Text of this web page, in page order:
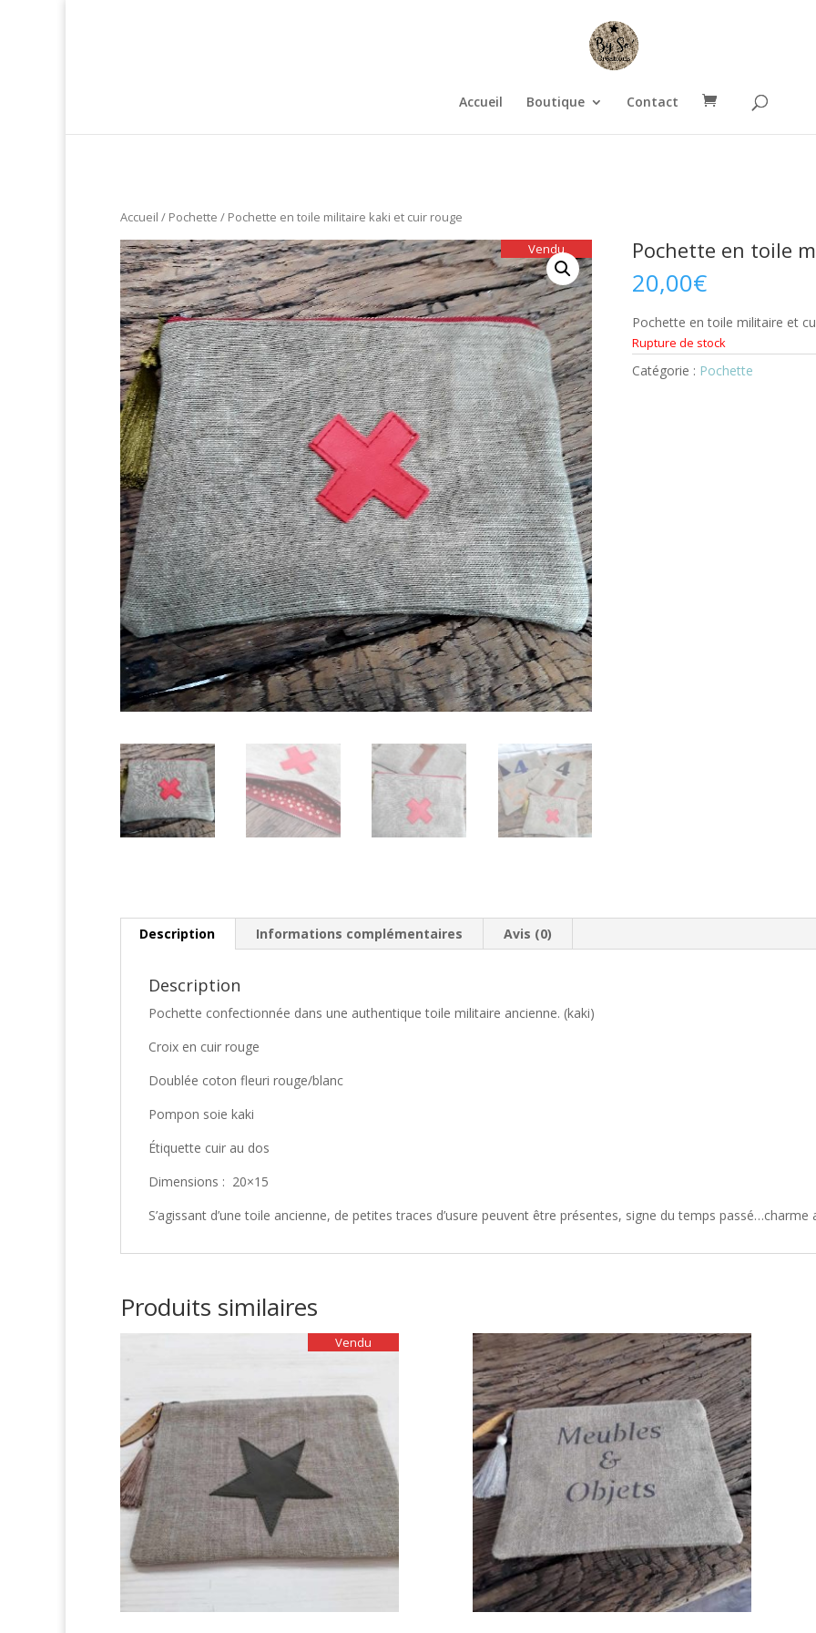
Accueil Boutique Contact
Accueil / Pochette / Pochette en toile militaire kaki et cuir rouge
Vendu
Pochette en toile
20,00€
Pochette en toile militaire et
Rupture de stock
Catégorie : Pochette
Description Informations complémentaires Avis (0)
Description
Pochette confectionnée dans une authentique toile militaire ancienne. (kaki)
Croix en cuir rouge
Doublée coton fleuri rouge/blanc
Pompon soie kaki
Étiquette cuir au dos
Dimensions : 20×15
S’agissant d’une toile ancienne, de petites traces d’usure peuvent être présentes, signe du temps passé…charme
Produits similaires
Vendu